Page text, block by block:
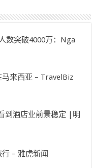
数突破4000万：Nga
来西亚 – TravelBiz
到酒店业前景稳定 |明
– 雅虎新闻